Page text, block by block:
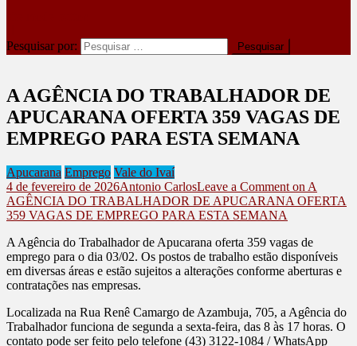
Pesquisar por:
A AGÊNCIA DO TRABALHADOR DE
APUCARANA OFERTA 359 VAGAS DE
EMPREGO PARA ESTA SEMANA
Apucarana Emprego Vale do Ivaí
4 de fevereiro de 2026Antonio CarlosLeave a Comment on A
AGÊNCIA DO TRABALHADOR DE APUCARANA OFERTA
359 VAGAS DE EMPREGO PARA ESTA SEMANA
A Agência do Trabalhador de Apucarana oferta 359 vagas de
emprego para o dia 03/02. Os postos de trabalho estão disponíveis
em diversas áreas e estão sujeitos a alterações conforme aberturas e
contratações nas empresas.
Localizada na Rua Renê Camargo de Azambuja, 705, a Agência do
Trabalhador funciona de segunda a sexta-feira, das 8 às 17 horas. O
contato pode ser feito pelo telefone (43) 3122-1084 / WhatsApp